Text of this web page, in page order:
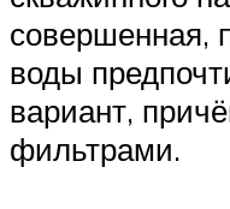
совершенная,
воды
вариант,
фильтрами.